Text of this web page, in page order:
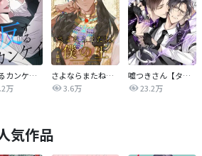
相反するカンケイ【改訂版】
万
さよならまたね、僕の王【タテヨミ】
3.6万
嘘つきさん【タテヨミ】
23.2万
気作品